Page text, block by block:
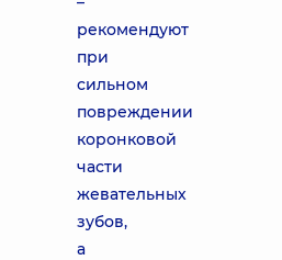
рекомендуют
при
сильном
повреждении
коронковой
части
жевательных
зубов,
а